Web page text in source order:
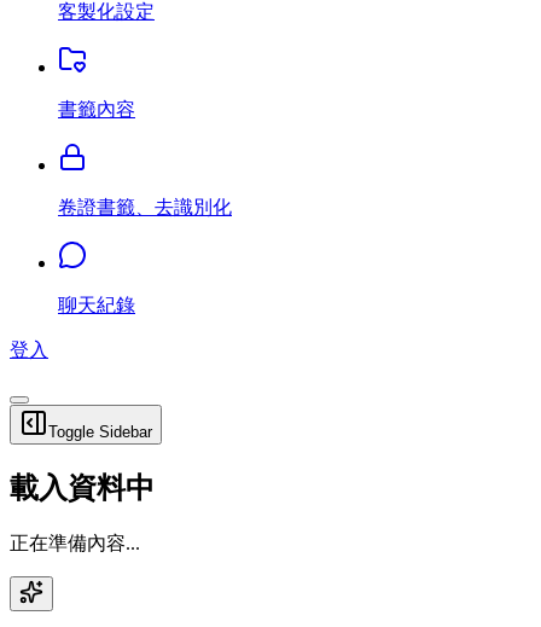
客製化設定
書籤內容
卷證書籤、去識別化
聊天紀錄
登入
Toggle Sidebar
載入資料中
正在準備內容...